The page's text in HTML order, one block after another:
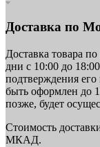
Доставка по
Доставка товара
дни с 10:00 до
подтверждения
быть оформлен до
позже, будет
Стоимость
МКАД.